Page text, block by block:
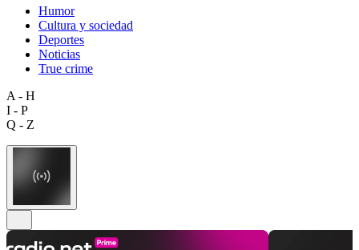
Humor
Cultura y sociedad
Deportes
Noticias
True crime
A - H
I - P
Q - Z